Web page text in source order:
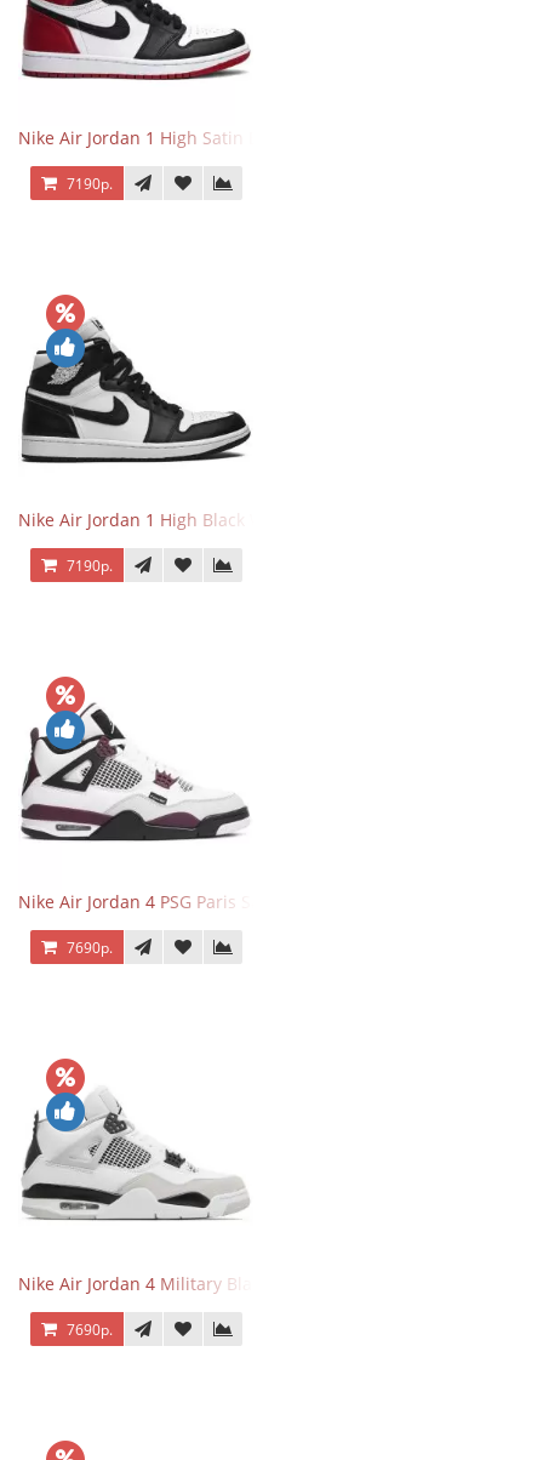
Nike Air Jordan 1 High Satin Black Toe
7190р.
Nike Air Jordan 1 High Black White
7190р.
Nike Air Jordan 4 PSG Paris Saint Germain
7690р.
Nike Air Jordan 4 Military Black
7690р.